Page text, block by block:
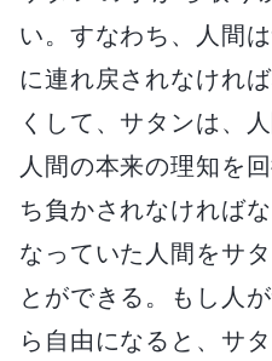
い。すなわち、人間
に連れ戻されなけれ
くして、サタンは、
人間の本来の理知を
ち負かされなければ
なっていた人間をサ
とができる。もし人
ら自由になると、サ